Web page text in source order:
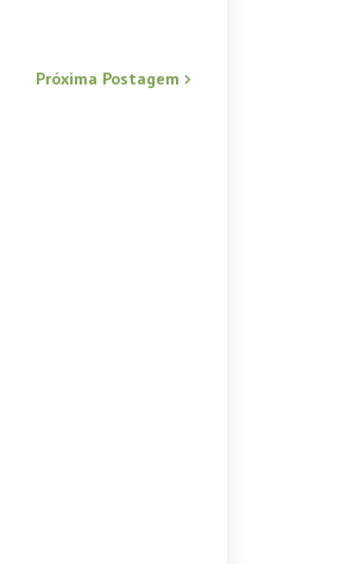
Próxima Postagem